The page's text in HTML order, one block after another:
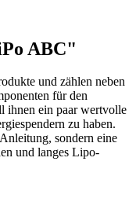
ABC"
und zählen neben
für den
ein paar wertvolle
zu haben.
sondern eine
und langes Lipo-